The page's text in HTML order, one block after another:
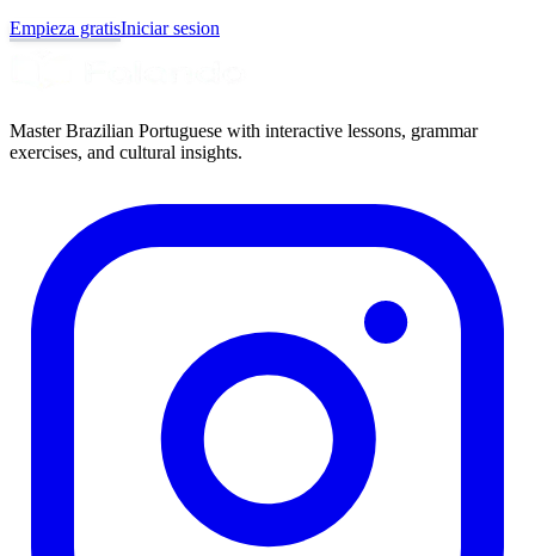
Empieza gratisIniciar sesion
Master Brazilian Portuguese with interactive lessons, grammar
exercises, and cultural insights.